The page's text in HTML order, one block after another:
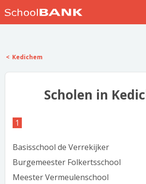
Help
Kedichem
Scholen in
1
Basisschool de Verrekijker
Burgemeester Folkertsschool
Meester Vermeulenschool